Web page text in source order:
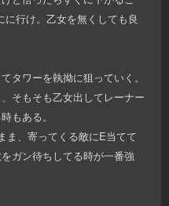
に行け。乙女を無くしても良
タワーを執拗に狙っていく。
そもそも乙女出してレーナー
もある。
ま、寄ってくる敵にE当てて
ガン待ちしてる時が一番強